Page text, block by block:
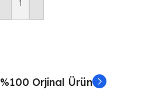
Sepete Ekle
%100 Orjinal Ürün